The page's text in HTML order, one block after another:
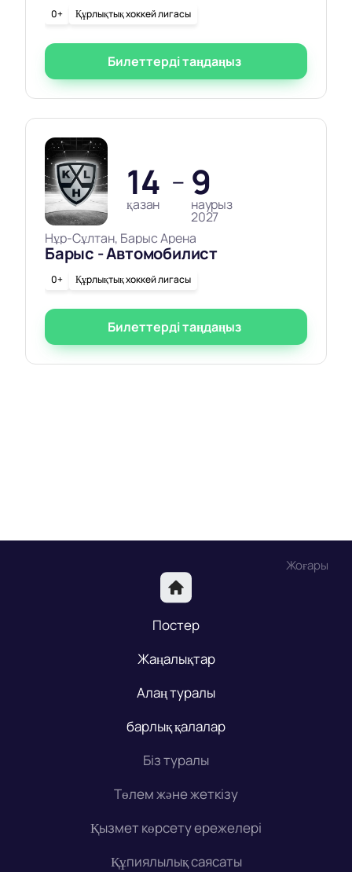
0+ Құрлықтық хоккей лигасы
Билеттерді таңдаңыз
14
қазан
— 9
наурыз
2027
Нұр-Сұлтан, Барыс Арена
Барыс - Автомобилист
0+ Құрлықтық хоккей лигасы
Билеттерді таңдаңыз
Жоғары
Постер
Жаңалықтар
Алаң туралы
барлық қалалар
Біз туралы
Төлем және жеткізу
Қызмет көрсету ережелері
Құпиялылық саясаты